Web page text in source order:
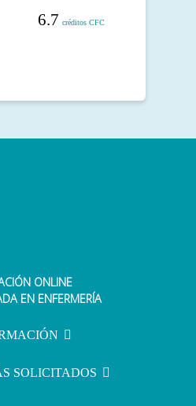
6.7 créditos CFC
ONLINE
EN ENFERMERÍA
SOLICITADOS